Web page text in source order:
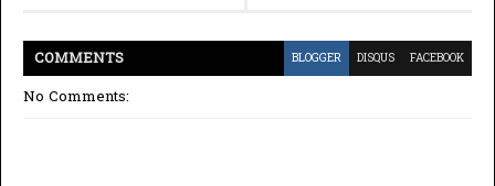
COMMENTS BLOGGER DISQUS FACEBOOK
No Comments: